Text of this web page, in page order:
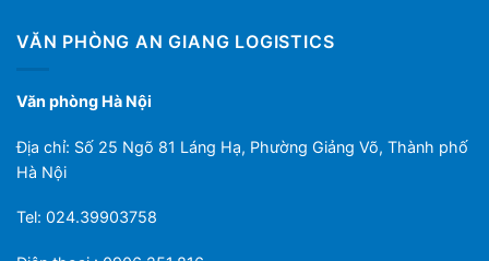
VĂN PHÒNG AN GIANG LOGISTICS
Văn phòng Hà Nội
Địa chỉ: Số 25 Ngõ 81 Láng Hạ, Phường Giảng Võ, Thành phố
Hà Nội
Tel: 024.39903758